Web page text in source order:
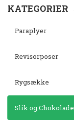
KATEGORIER
Paraplyer
Revisorposer
Rygsække
Slik og Chokolade